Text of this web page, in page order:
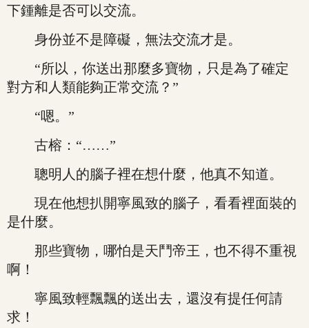
下鍾離是否可以交流。
身份並不是障礙，無法交流才是。
“所以，你送出那麼多寶物，只是為了確定
對方和人類能夠正常交流？”
“嗯。”
古榕：“……”
聰明人的腦子裡在想什麼，他真不知道。
現在他想扒開寧風致的腦子，看看裡面裝的
是什麼。
那些寶物，哪怕是天鬥帝王，也不得不重視
啊！
寧風致輕飄飄的送出去，還沒有提任何請
求！